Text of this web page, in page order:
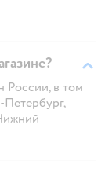
России, в том